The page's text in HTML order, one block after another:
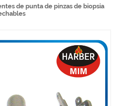
de punta de pinzas de biopsia